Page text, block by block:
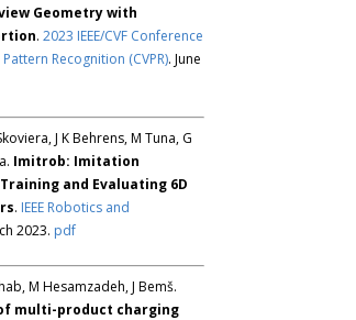
Geometry with
. 2023 IEEE/CVF Conference
Recognition (CVPR). June
J K Behrens, M Tuna, G
Imitrob: Imitation
and Evaluating 6D
. IEEE Robotics and
2023. pdf
M Hesamzadeh, J Bemš.
multi-product charging